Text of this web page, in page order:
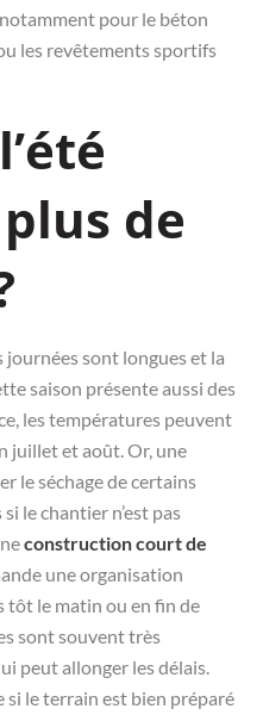
pour le béton
les revêtements sportifs
de
journées sont longues et la
saison présente aussi des
les températures peuvent
juillet et août. Or, une
le séchage de certains
le chantier n’est pas
construction court de
une organisation
tôt le matin ou en fin de
sont souvent très
peut allonger les délais.
si le terrain est bien préparé